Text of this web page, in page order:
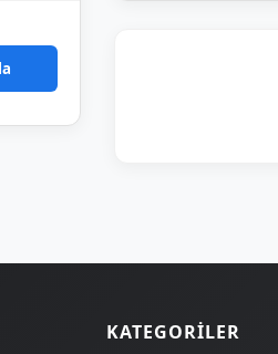
KATEGORILER